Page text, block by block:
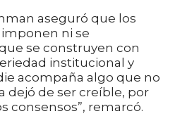
aseguró que los
ni se
se construyen con
institucional y
acompaña algo que no
dejó de ser creíble, por
consensos”, remarcó.